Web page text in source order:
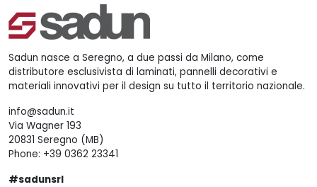
Sadun nasce a Seregno, a due passi da Milano, come
distributore esclusivista di laminati, pannelli decorativi e
materiali innovativi per il design su tutto il territorio nazionale.
info@sadun.it
Via Wagner 193
20831 Seregno (MB)
Phone: +39 0362 23341
#sadunsrl